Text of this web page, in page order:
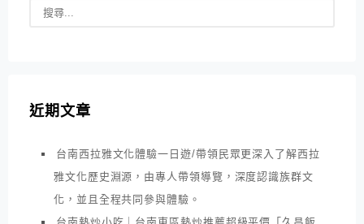
近期文章
台南西拉雅文化體驗一日遊/帶領民眾更深入了解西拉
雅文化歷史淵源，由專人帶領導覽，深度認識族群文
化，並且全程共同參與體驗。